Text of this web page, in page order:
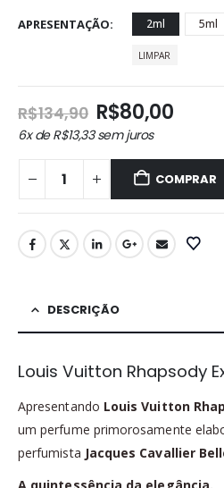
APRESENTAÇÃO 2ml 5ml
LIMPAR
R$134,90 O
preço
original
era:
R$134,90.
R$80,00O
é:
6x deR$13,33sem juros
COMPRAR
DESCRIÇÃO
Louis Vuitton Rhapsody
Apresentando Louis Vuitton
um perfume primorosamente
perfumista Jacques Cavallier